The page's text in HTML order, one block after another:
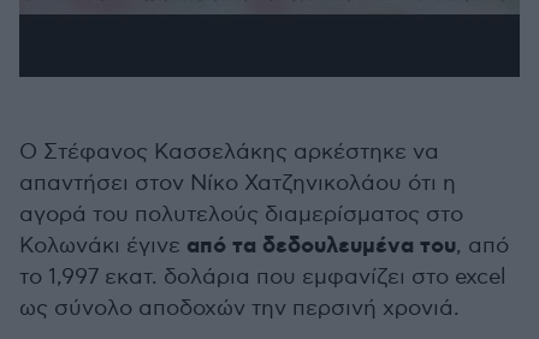
Ο Στέφανος Κασσελάκης αρκέστηκε να
απαντήσει στον Νίκο Χατζηνικολάου ότι η
αγορά του πολυτελούς διαμερίσματος στο
Κολωνάκι έγινε από τα δεδουλευμένα του, από
το 1,997 εκατ. δολάρια που εμφανίζει στο excel
ως σύνολο αποδοχών την περσινή χρονιά.